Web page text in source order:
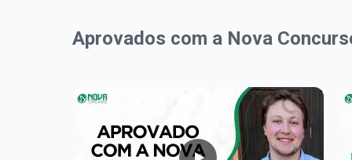
Aprovados com a Nova